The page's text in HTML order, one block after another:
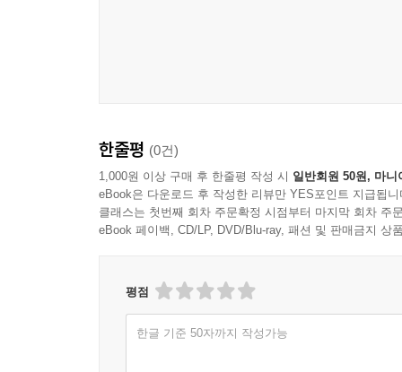
한줄평 (0건)
1,000원 이상 구매 후 한줄평 작성 시 일반회원 50원, 마니
eBook은 다운로드 후 작성한 리뷰만 YES포인트 지급됩니
클래스는 첫번째 회차 주문확정 시점부터 마지막 회차 주
eBook 페이백, CD/LP, DVD/Blu-ray, 패션 및 판매금지 상
평점
한글 기준 50자까지 작성가능